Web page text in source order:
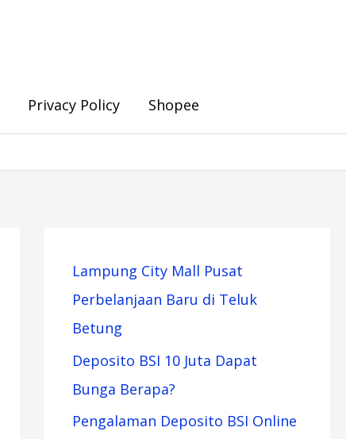
Privacy Policy Shopee
Lampung City Mall Pusat
Perbelanjaan Baru di Teluk
Betung
Deposito BSI 10 Juta Dapat
Bunga Berapa?
Pengalaman Deposito BSI Online